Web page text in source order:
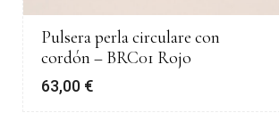
Pulsera perla circulare con
cordón – BRC01 Rojo
63,00 €